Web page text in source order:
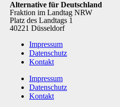
Alternative für Deutschland
Fraktion im Landtag NRW
Platz des Landtags 1
40221 Düsseldorf
Impressum
Datenschutz
Kontakt
Impressum
Datenschutz
Kontakt